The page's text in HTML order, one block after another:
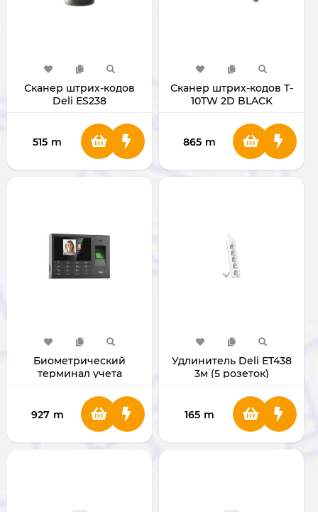
Сканер штрих-кодов
Deli ES238
515 m
Сканер штрих-кодов T-
10TW 2D BLACK
865 m
Биометрический
терминал учета
927 m
Удлинитель Deli ET438
3м (5 розеток)
165 m